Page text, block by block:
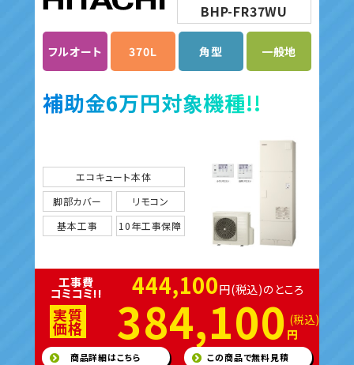
BHP-FR37WU
フルオート 370L 角型 一般地
補助金6万円対象機種!!
エコキュート本体
脚部カバー
リモコン
基本工事
10年工事保障
工事費
コミコミ!! 444,100円(税込)のところ
実質
価格 384,100 円
(税込)
商品詳細はこちら この商品で無料見積